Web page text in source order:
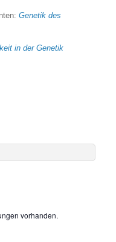
Genetik des
in der Genetik
vorhanden.